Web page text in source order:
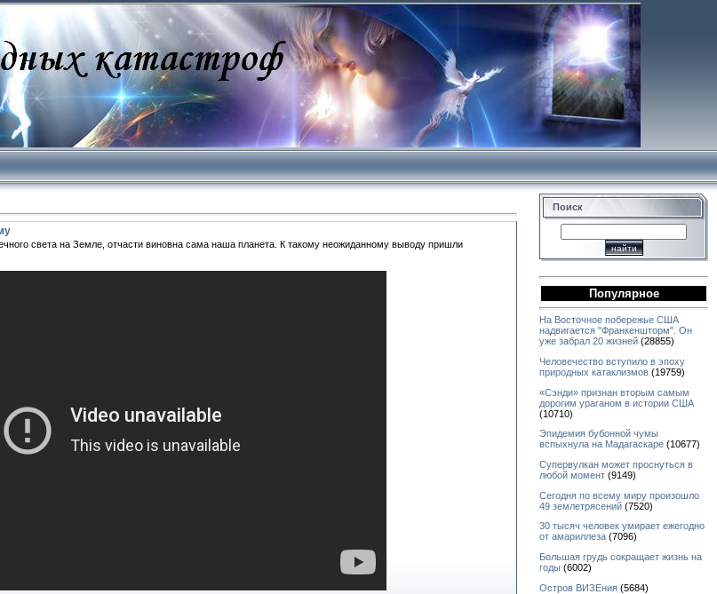
света на Земле, отчасти виновна сама наша планета. К такому неожиданному выводу пришли
Поиск
Популярное
На Восточное побережье США
надвигается "Франкеншторм". Он
уже забрал 20 жизней (28855)
Человечество вступило в эпоху
природных катаклизмов (19759)
«Сэнди» признан вторым самым
дорогим ураганом в истории США
(10710)
Эпидемия бубонной чумы
вспыхнула на Мадагаскаре (10677)
Супервулкан может проснуться в
любой момент (9149)
Сегодня по всему миру произошло
49 землетрясений (7520)
30 тысяч человек умирает ежегодно
от амариллеза (7096)
Большая грудь сокращает жизнь на
годы (6002)
Остров ВИЗЕния (5684)